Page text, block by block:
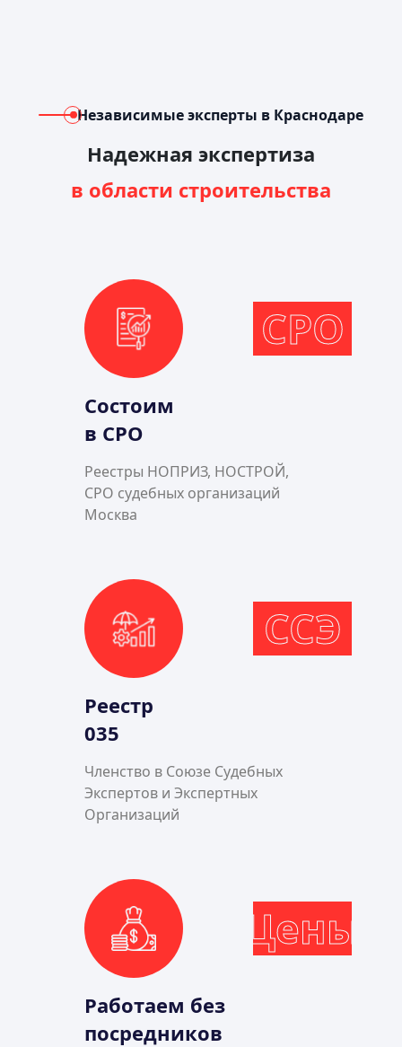
Независимые эксперты в Краснодаре
Надежная экспертиза
в области строительства
СРО
Состоим
в СРО
Реестры НОПРИЗ, НОСТРОЙ,
СРО судебных организаций
Москва
ССЭ
Реестр
035
Членство в Союзе Судебных
Экспертов и Экспертных
Организаций
Цены
Работаем без
посредников